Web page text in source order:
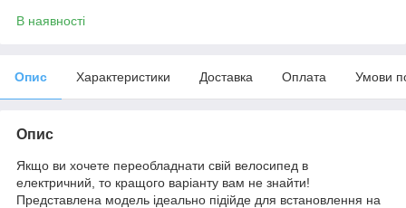
В наявності
Опис Характеристики Доставка Оплата Умови
Опис
Якщо ви хочете переобладнати свій велосипед в
електричний, то кращого варіанту вам не знайти!
Представлена модель ідеально підійде для встановлення на